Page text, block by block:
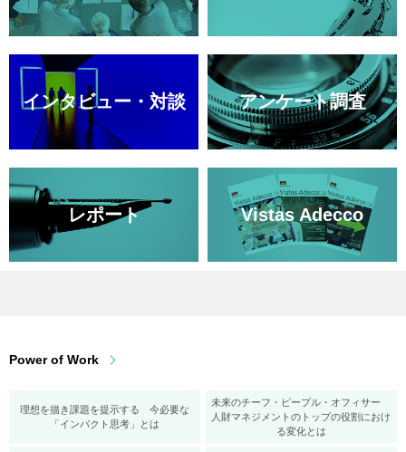
インタビュー・対談 アンケート調査
レポート Vistas Adecco
Power of Work
理想を描き課題を提示する 今必要な
「インパクト思考」とは
未来のチーフ・ピープル・オフィサー
人財マネジメントのトップの役割におけ
る変化とは